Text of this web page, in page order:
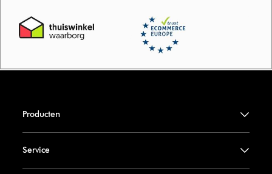
Producten
Service